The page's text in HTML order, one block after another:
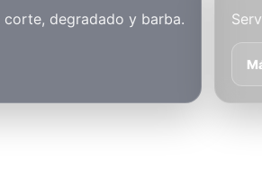
degradado y barba.